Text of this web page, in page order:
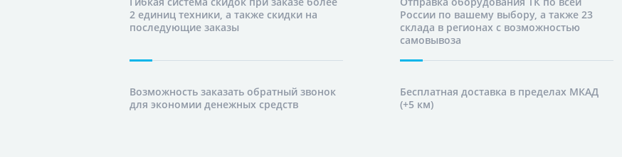
2 единиц техники, а также скидки на
последующие заказы
Возможность заказать обратный звонок
для экономии денежных средств
России по вашему выбору, а также 23
склада в регионах с возможностью
самовывоза
Бесплатная доставка в пределах МКАД
(+5 км)